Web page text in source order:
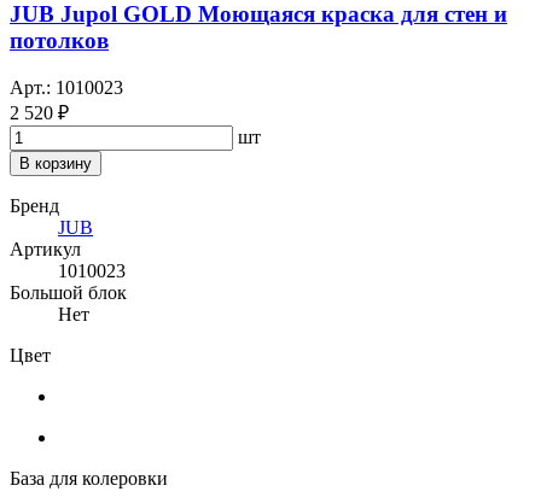
JUB Jupol GOLD Моющаяся краска для стен и
потолков
Арт.: 1010023
2 520 ₽
шт
В корзину
Бренд
JUB
Артикул
1010023
Большой блок
Нет
Цвет
База для колеровки